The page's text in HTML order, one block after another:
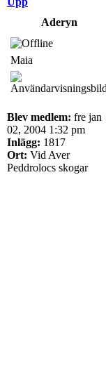
Aderyn
Maia
Blev medlem: fre jan
02, 2004 1:32 pm
Inlägg: 1817
Ort: Vid Aver
Peddrolocs skogar